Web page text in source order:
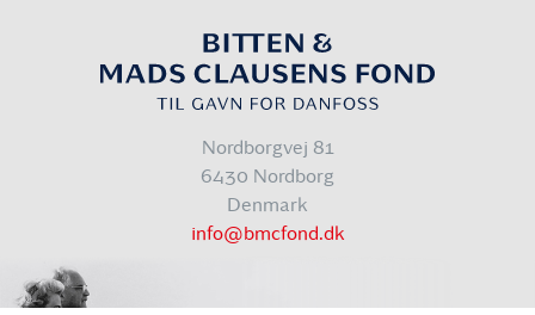
Nordborgvej 81
6430 Nordborg
Denmark
info@bmcfond.dk